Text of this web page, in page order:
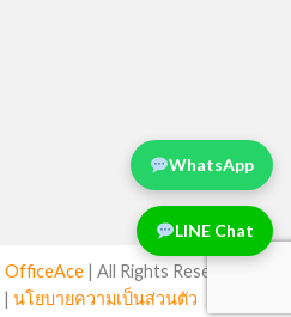
OfficeAce | All Rights Reserved
| นโยบายความเป็นส่วนตัว
LINE Chat
WhatsApp